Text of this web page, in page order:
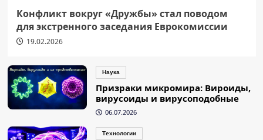
Конфликт вокруг «Дружбы» стал поводом
для экстренного заседания Еврокомиссии
19.02.2026
Наука
Призраки микромира: Вироиды,
вирусоиды и вирусоподобные
06.07.2026
Технологии